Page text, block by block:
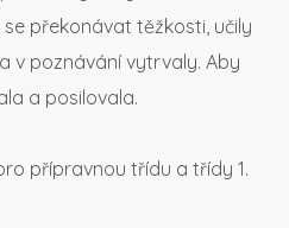
překonávat těžkosti, učily
v poznávání vytrvaly. Aby
a posilovala.
přípravnou třídu a třídy 1.